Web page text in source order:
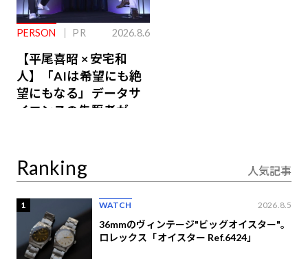
PERSON PR 2026.8.6
【平尾喜昭 × 安宅和
人】「AIは希望にも絶
望にもなる」データサ
イエンスの先駆者が語
Ranking 人気記事
1 WATCH 2026.8.5
36mmのヴィンテージ"ビッグオイスター"。
ロレックス「オイスター Ref.6424」